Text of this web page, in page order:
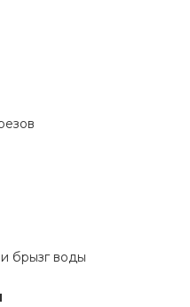
брызг воды